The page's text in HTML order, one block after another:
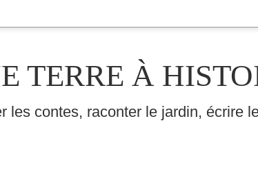
TERRE À
les contes, raconter le jardin, écrire